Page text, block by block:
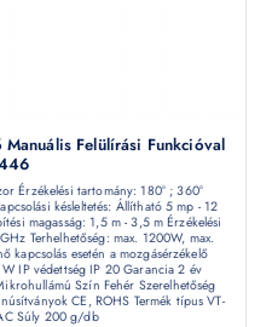
Felülírási Funkcióval
Érzékelési tartomány: 180° ; 360°
késleltetés: Állítható 5 mp - 12
magasság: 1,5 m - 3,5 m Érzékelési
Terhelhetőség: max. 1200W, max.
kapcsolás esetén a mozgásérzékelő
IP védettség IP 20 Garancia 2 év
Szín Fehér Szerelhetőség
CE, ROHS Termék típus VT-
Súly 200 g/db